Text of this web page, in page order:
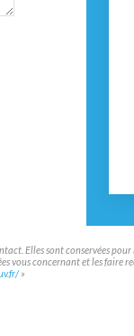
Elles sont conservées
vous concernant et les
»